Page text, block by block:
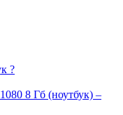
?
8 Гб (ноутбук) –